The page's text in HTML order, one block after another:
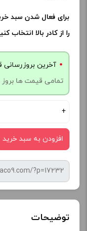
برای فعال شدن سبد
را از کادر بالا انتخاب
آخرین بروزرسانی قیمت: 13
تمامی قیمت ها
+
افزودن به سبد خرید
توضیحات